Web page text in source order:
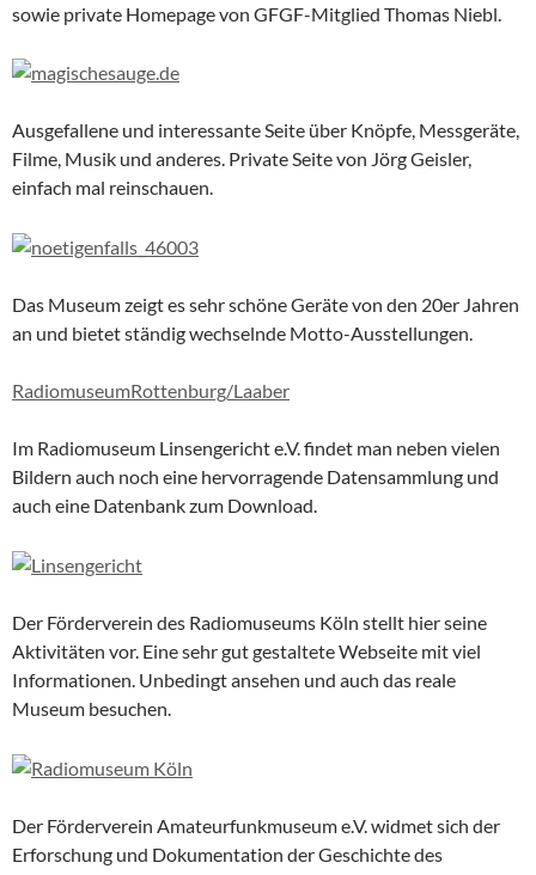
sowie private Homepage von GFGF-Mitglied Thomas Niebl.
Ausgefallene und interessante Seite über Knöpfe, Messgeräte,
Filme, Musik und anderes. Private Seite von Jörg Geisler,
einfach mal reinschauen.
Das Museum zeigt es sehr schöne Geräte von den 20er Jahren
an und bietet ständig wechselnde Motto-Ausstellungen.
RadiomuseumRottenburg/Laaber
Im Radiomuseum Linsengericht e.V. findet man neben vielen
Bildern auch noch eine hervorragende Datensammlung und
auch eine Datenbank zum Download.
Der Förderverein des Radiomuseums Köln stellt hier seine
Aktivitäten vor. Eine sehr gut gestaltete Webseite mit viel
Informationen. Unbedingt ansehen und auch das reale
Museum besuchen.
Der Förderverein Amateurfunkmuseum e.V. widmet sich der
Erforschung und Dokumentation der Geschichte des